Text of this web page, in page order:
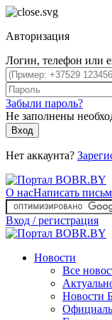
Авторизация
Логин, телефон или
Забыли пароль?
Не заполнены
Вход
Нет аккаунта?
О насНаписать
Вход / регистрация
Новости
Все
Новости